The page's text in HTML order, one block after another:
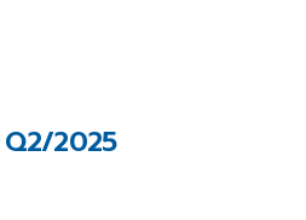
Q2/2025